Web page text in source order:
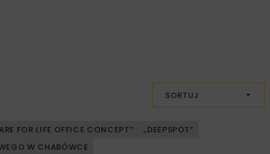
SORTUJ
FOR LIFE OFFICE CONCEPT”
„DEEPSPOT”
W CHABÓWCE